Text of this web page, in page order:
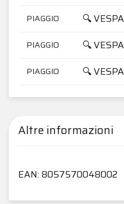
PIAGGIO 🔍
PIAGGIO 🔍
PIAGGIO 🔍
Altre informazioni
EAN: 8057570048002